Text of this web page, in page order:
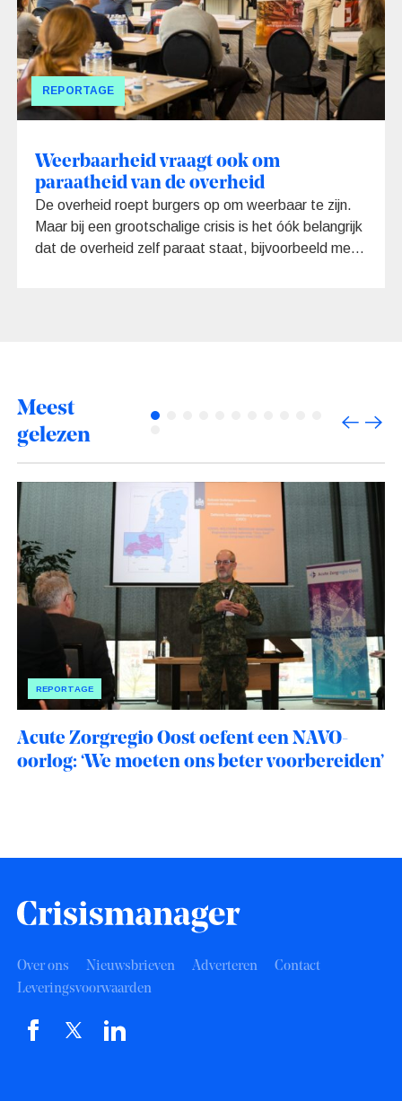
overeenkomst met ICA heeft gesloten.
REPORTAGE
Weerbaarheid vraagt ook om
paraatheid van de overheid
De overheid roept burgers op om weerbaar te zijn.
Maar bij een grootschalige crisis is het óók belangrijk
dat de overheid zelf paraat staat, bijvoorbeeld met
Meest
gelezen
REPORTAGE
Acute Zorgregio Oost oefent een NAVO-
oorlog: ‘We moeten ons beter voorbereiden’
Over ons Nieuwsbrieven Adverteren
Contact
Leveringsvoorwaarden